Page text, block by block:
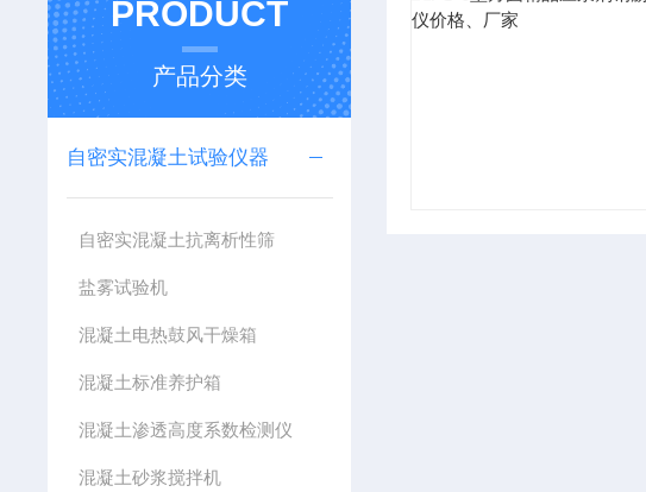
PRODUCT
产品分类
自密实混凝土试验仪器
自密实混凝土抗离析性筛
盐雾试验机
混凝土电热鼓风干燥箱
混凝土标准养护箱
混凝土渗透高度系数检测仪
混凝土砂浆搅拌机